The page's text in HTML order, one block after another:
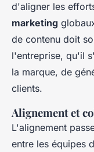
d'aligner les
marketing
de contenu doit
l'entreprise, qu'il
la marque, de
clients.
Alignement et
L'alignement
entre les équipes